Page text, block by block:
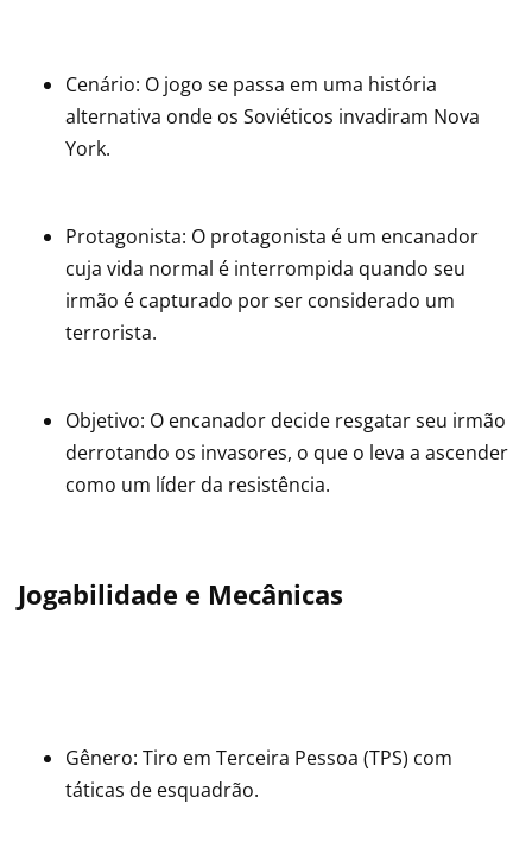
Cenário: O jogo se passa em uma história
alternativa onde os Soviéticos invadiram Nova
York.
Protagonista: O protagonista é um encanador
cuja vida normal é interrompida quando seu
irmão é capturado por ser considerado um
terrorista.
Objetivo: O encanador decide resgatar seu irmão
derrotando os invasores, o que o leva a ascender
como um líder da resistência.
Jogabilidade e Mecânicas
Gênero: Tiro em Terceira Pessoa (TPS) com
táticas de esquadrão.